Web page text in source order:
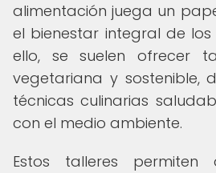
alimentación juega un
el bienestar integral de
ello, se suelen ofrecer
vegetariana y sostenible,
técnicas culinarias
con el medio ambiente.
Estos talleres permiten